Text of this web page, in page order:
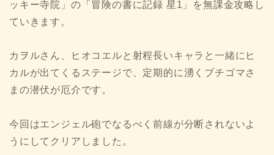
ッキー寺院」の「冒険の書に記録 星1」を無課金攻略し
ていきます。
カヲルさん、ヒオコエルと射程長いキャラと一緒にヒ
カルが出てくるステージで、定期的に湧くブチゴマさ
まの潜伏が厄介です。
今回はエンジェル砲でなるべく前線が分断されないよ
うにしてクリアしました。